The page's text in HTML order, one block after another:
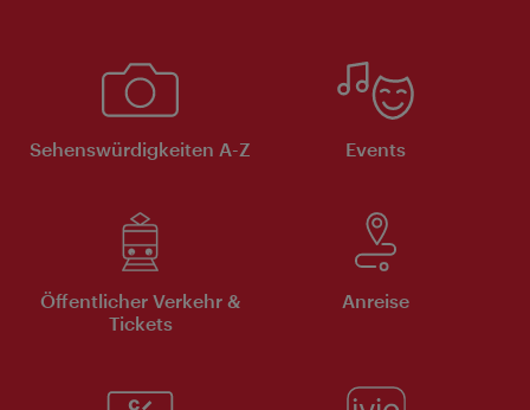
Sehenswürdigkeiten A-Z Events
Öffentlicher Verkehr &
Tickets
Anreise